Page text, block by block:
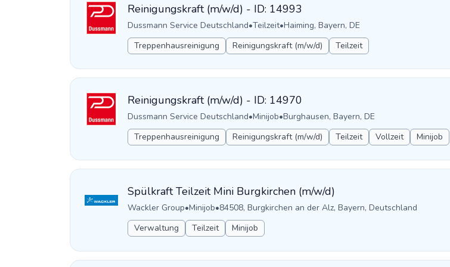
Reinigungskraft (m/w/d) - ID: 14993
Dussmann Service Deutschland•Teilzeit•Haiming, Bayern, DE
Treppenhausreinigung
Reinigungskraft (m/w/d) Teilzeit
Reinigungskraft (m/w/d) - ID: 14970
Dussmann Service Deutschland•Minijob•Burghausen, Bayern, DE
Treppenhausreinigung
Reinigungskraft (m/w/d) Teilzeit Vollzeit Minijob
Spülkraft Teilzeit Mini Burgkirchen (m/w/d)
Wackler Group•Minijob•84508, Burgkirchen an der Alz, Bayern, Deutschland
Verwaltung
Teilzeit Minijob